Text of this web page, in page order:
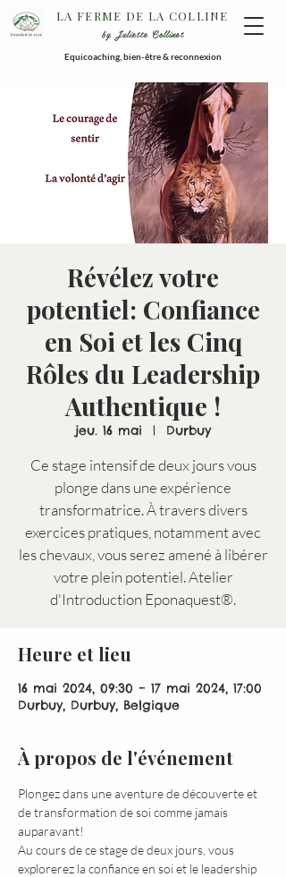
LA FERME DE LA COLLINE
by Juliette Collinet
Equicoaching, bien-être & reconnexion
Révélez votre
potentiel: Confiance
en Soi et les Cinq
Rôles du Leadership
Authentique !
jeu. 16 mai
  |
Durbuy
Ce stage intensif de deux jours vous
plonge dans une expérience
transformatrice. À travers divers
exercices pratiques, notamment avec
les chevaux, vous serez amené à libérer
votre plein potentiel. Atelier
d'Introduction Eponaquest®.
Heure et lieu
16 mai 2024, 09:30 – 17 mai 2024, 17:00
Durbuy, Durbuy, Belgique
À propos de l'événement
Plongez dans une aventure de découverte et
de transformation de soi comme jamais
auparavant!
Au cours de ce stage de deux jours, vous
explorerez la confiance en soi et le leadership